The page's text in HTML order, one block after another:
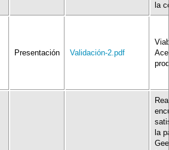
la
Presentación Validación-2.pdf
la